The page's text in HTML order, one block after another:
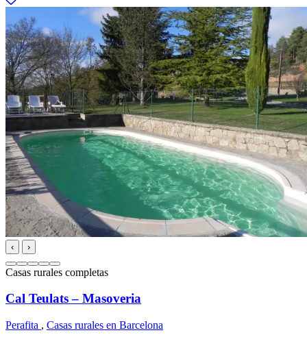
‹ ›
Casas rurales completas
Cal Teulats – Masoveria
Perafita , Casas rurales en Barcelona